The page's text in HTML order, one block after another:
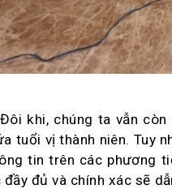
khi, chúng ta vẫn
tuổi vị thành niên. Tuy
tin trên các phương
đủ và chính xác sẽ